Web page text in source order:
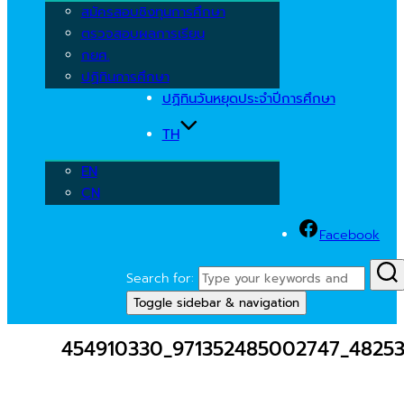
สมัครสอบชิงทุนการศึกษา
ตรวจสอบผลการเรียน
กยศ.
ปฏิทินการศึกษา
ปฏิทินวันหยุดประจำปีการศึกษา
TH
EN
CN
Facebook
Search for:
Toggle sidebar & navigation